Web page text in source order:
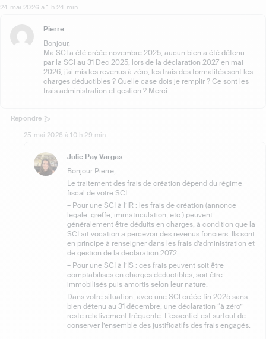
24 mai 2026 à 1 h 24 min
Pierre
Bonjour,
Ma SCI a été créée novembre 2025, aucun bien a été détenu
par la SCI au 31 Dec 2025, lors de la déclaration 2027 en mai
2026, j’ai mis les revenus à zéro, les frais des formalités sont les
charges déductibles ? Quelle case dois je remplir ? Ce sont les
frais administration et gestion ? Merci
Répondre
25 mai 2026 à 10 h 29 min
Julie Pay Vargas
Bonjour Pierre,
Le traitement des frais de création dépend du régime
fiscal de votre SCI :
– Pour une SCI à l’IR : les frais de création (annonce
légale, greffe, immatriculation, etc.) peuvent
généralement être déduits en charges, à condition que la
SCI ait vocation à percevoir des revenus fonciers. Ils sont
en principe à renseigner dans les frais d’administration et
de gestion de la déclaration 2072.
– Pour une SCI à l’IS : ces frais peuvent soit être
comptabilisés en charges déductibles, soit être
immobilisés puis amortis selon leur nature.
Dans votre situation, avec une SCI créée fin 2025 sans
bien détenu au 31 décembre, une déclaration “à zéro”
reste relativement fréquente. L’essentiel est surtout de
conserver l’ensemble des justificatifs des frais engagés.